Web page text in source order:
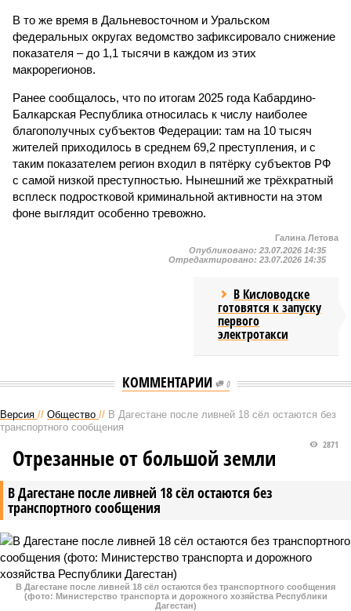
В то же время в Дальневосточном и Уральском
федеральных округах ведомство зафиксировало снижение
показателя – до 1,1 тысячи в каждом из этих
макрорегионов.
Ранее сообщалось, что по итогам 2025 года Кабардино-
Балкарская Республика относилась к числу наиболее
благополучных субъектов Федерации: там на 10 тысяч
жителей приходилось в среднем 69,2 преступления, и с
таким показателем регион входил в пятёрку субъектов РФ
с самой низкой преступностью. Нынешний же трёхкратный
всплеск подростковой криминальной активности на этом
фоне выглядит особенно тревожно.
Галина Летова
Опубликовано: 23.07.2026 14:35
Отредактировано: 23.07.2026 14:35
В Кисловодске
готовятся к запуску
первого
электротакси
КОММЕНТАРИИ 0
Версия // Общество // В Дагестане после ливней 18 сёл остаются без
транспортного сообщения
В Дагестане после ливней 18 сёл остаются без
транспортного сообщения
2871
Отрезанные от большой земли
В Дагестане после ливней 18 сёл остаются без транспортного сообщения
(фото: Министерство транспорта и дорожного хозяйства Республики
Дагестан)